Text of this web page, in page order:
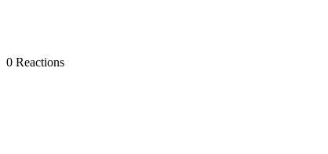
0 Reactions